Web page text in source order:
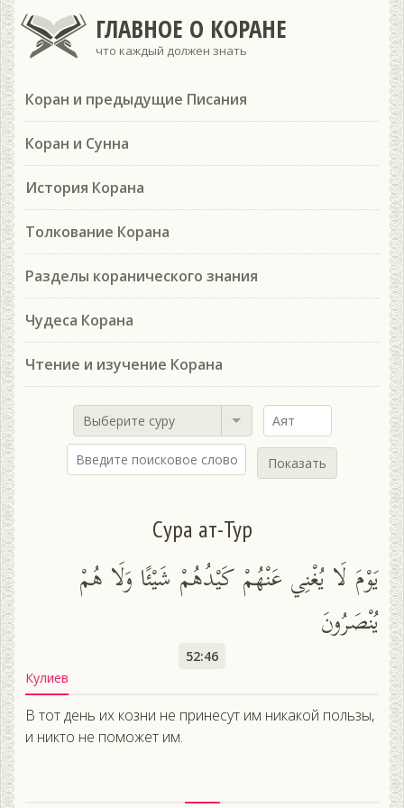
ГЛАВНОЕ О КОРАНЕ
что каждый должен знать
Коран и предыдущие Писания
Коран и Сунна
История Корана
Толкование Корана
Разделы коранического знания
Чудеса Корана
Чтение и изучение Корана
Выберите суру
Показать
Сура ат-Тур
يَوْمَ لَا يُغْنِي عَنْهُمْ كَيْدُهُمْ شَيْئًا وَلَا هُمْ
يُنْصَرُونَ
52:46
Кулиев
В тот день их козни не принесут им никакой пользы,
и никто не поможет им.